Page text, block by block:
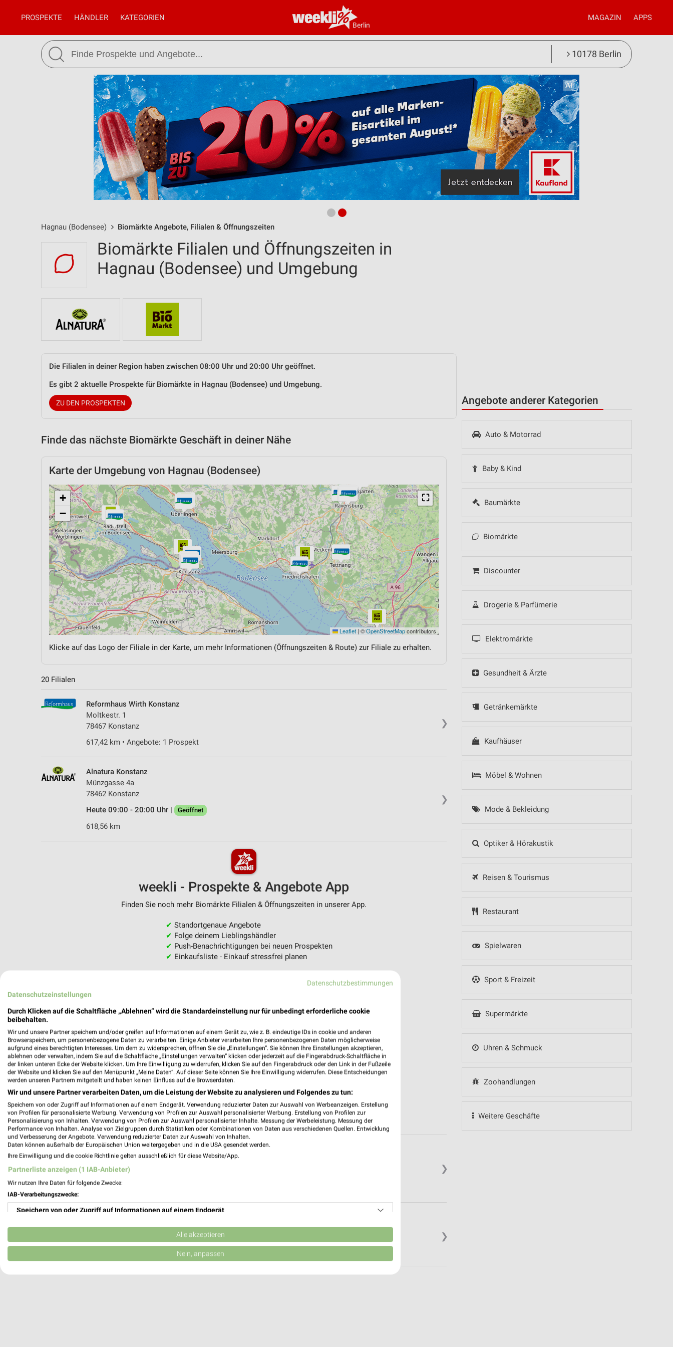
Berlin
PROSPEKTE HÄNDLER KATEGORIEN MAGAZIN APPS
10178 Berlin
Hagnau (Bodensee) Biomärkte Angebote, Filialen & Öffnungszeiten
Angebote anderer Kategorien
Auto & Motorrad
Baby & Kind
Baumärkte
Biomärkte
Discounter
Drogerie & Parfümerie
Elektromärkte
Gesundheit & Ärzte
Getränkemärkte
Kaufhäuser
Möbel & Wohnen
Mode & Bekleidung
Optiker & Hörakustik
Reisen & Tourismus
Restaurant
Spielwaren
Sport & Freizeit
Supermärkte
Uhren & Schmuck
Zoohandlungen
Weitere Geschäfte
Biomärkte Filialen und Öffnungszeiten in
Hagnau (Bodensee) und Umgebung
Die Filialen in deiner Region haben zwischen 08:00 Uhr und 20:00 Uhr geöffnet.
Es gibt 2 aktuelle Prospekte für Biomärkte in Hagnau (Bodensee) und Umgebung.
ZU DEN PROSPEKTEN
Finde das nächste Biomärkte Geschäft in deiner Nähe
Karte der Umgebung von Hagnau (Bodensee)
⛶
+
−
Leaflet | ©OpenStreetMapcontributors
Klicke auf das Logo der Filiale in der Karte, um mehr Informationen (Öffnungszeiten & Route) zur Filiale zu erhalten.
20 Filialen
❯
Reformhaus Wirth Konstanz
Moltkestr. 1
78467 Konstanz
617,42 km • Angebote: 1 Prospekt
❯
Alnatura Konstanz
Münzgasse 4a
78462 Konstanz
Heute 09:00 - 20:00 Uhr |
Geöffnet
618,56 km
weekli - Prospekte & Angebote App
Finden Sie noch mehr Biomärkte Filialen & Öffnungszeiten in unserer App.
✔ Standortgenaue Angebote
✔ Folge deinem Lieblingshändler
✔ Push-Benachrichtigungen bei neuen Prospekten
✔ Einkaufsliste - Einkauf stressfrei planen
❯
Reformhaus Bacher LAGO Shopping Center Konstanz
Bodanstraße 1
78462 Konstanz
618,97 km • Angebote: 1 Prospekt
❯
St.-Stephans-Platz 11
618,61 km • Angebote: 1 Prospekt
Datenschutzbestimmungen
Datenschutzeinstellungen
Durch Klicken auf die Schaltfläche „Ablehnen“ wird die Standardeinstellung nur für unbedingt erforderliche cookie
beibehalten.
Wir und unsere Partner speichern und/oder greifen auf Informationen auf einem Gerät zu, wie z. B. eindeutige IDs in cookie und anderen
Browserspeichern, um personenbezogene Daten zu verarbeiten. Einige Anbieter verarbeiten Ihre personenbezogenen Daten möglicherweise
aufgrund eines berechtigten Interesses. Um dem zu widersprechen, öffnen Sie die „Einstellungen“. Sie können Ihre Einstellungen akzeptieren,
ablehnen oder verwalten, indem Sie auf die Schaltfläche „Einstellungen verwalten“ klicken oder jederzeit auf die Fingerabdruck-Schaltfläche in
der linken unteren Ecke der Website klicken. Um Ihre Einwilligung zu widerrufen, klicken Sie auf den Fingerabdruck oder den Link in der Fußzeile
der Website und klicken Sie auf den Menüpunkt „Meine Daten“. Auf dieser Seite können Sie Ihre Einwilligung widerrufen. Diese Entscheidungen
werden unseren Partnern mitgeteilt und haben keinen Einfluss auf die Browserdaten.
Wir und unsere Partner verarbeiten Daten, um die Leistung der Website zu analysieren und Folgendes zu tun:
Speichern von oder Zugriff auf Informationen auf einem Endgerät. Verwendung reduzierter Daten zur Auswahl von Werbeanzeigen. Erstellung
von Profilen für personalisierte Werbung. Verwendung von Profilen zur Auswahl personalisierter Werbung. Erstellung von Profilen zur
Personalisierung von Inhalten. Verwendung von Profilen zur Auswahl personalisierter Inhalte. Messung der Werbeleistung. Messung der
Performance von Inhalten. Analyse von Zielgruppen durch Statistiken oder Kombinationen von Daten aus verschiedenen Quellen. Entwicklung
und Verbesserung der Angebote. Verwendung reduzierter Daten zur Auswahl von Inhalten.
Daten können außerhalb der Europäischen Union weitergegeben und in die USA gesendet werden.
Ihre Einwilligung und die cookie Richtlinie gelten ausschließlich für diese Website/App.
Partnerliste anzeigen (1 IAB-Anbieter)
Wir nutzen Ihre Daten für folgende Zwecke:
IAB-Verarbeitungszwecke:
Speichern von oder Zugriff auf Informationen auf einem Endgerät
Verwendung reduzierter Daten zur Auswahl von Werbeanzeigen
Erstellung von Profilen für personalisierte Werbung
Alle akzeptieren
Nein, anpassen